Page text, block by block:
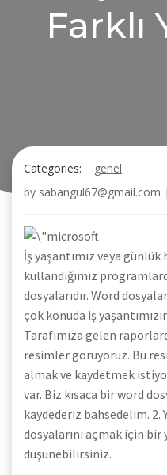
Farklı
Categories:
genel
by sabangul67@gmail.com |
İş yaşantımız veya günlük
kullandığımız
dosyalarıdır. Word
çok konuda iş
Tarafımıza gelen
resimler görüyoruz. Bu
almak ve kaydetmek
var. Biz kısaca bir word
kaydederiz bahsedelim. 2.
dosyalarını açmak için
düşünebilirsiniz.